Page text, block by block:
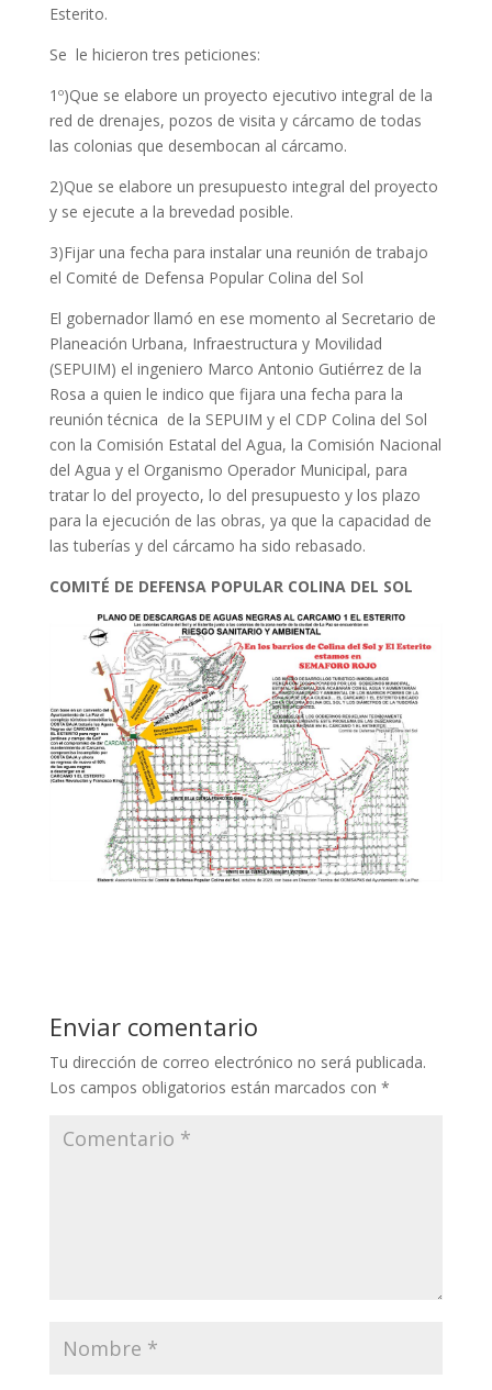
Esterito.
Se le hicieron tres peticiones:
1º)Que se elabore un proyecto ejecutivo integral de la
red de drenajes, pozos de visita y cárcamo de todas
las colonias que desembocan al cárcamo.
2)Que se elabore un presupuesto integral del proyecto
y se ejecute a la brevedad posible.
3)Fijar una fecha para instalar una reunión de trabajo
el Comité de Defensa Popular Colina del Sol
El gobernador llamó en ese momento al Secretario de
Planeación Urbana, Infraestructura y Movilidad
(SEPUIM) el ingeniero Marco Antonio Gutiérrez de la
Rosa a quien le indico que fijara una fecha para la
reunión técnica de la SEPUIM y el CDP Colina del Sol
con la Comisión Estatal del Agua, la Comisión Nacional
del Agua y el Organismo Operador Municipal, para
tratar lo del proyecto, lo del presupuesto y los plazo
para la ejecución de las obras, ya que la capacidad de
las tuberías y del cárcamo ha sido rebasado.
COMITÉ DE DEFENSA POPULAR COLINA DEL SOL
Enviar comentario
Tu dirección de correo electrónico no será publicada.
Los campos obligatorios están marcados con *